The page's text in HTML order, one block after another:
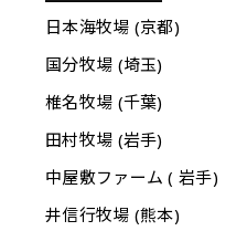
日本海牧場 (京都)
国分牧場 (埼玉)
椎名牧場 (千葉)
田村牧場 (岩手)
中屋敷ファーム ( 岩手)
井信行牧場 (熊本)